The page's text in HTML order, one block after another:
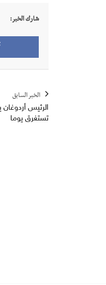
شارك الخبر:
الخبر السابق
الرئيس
تستغرق يوما